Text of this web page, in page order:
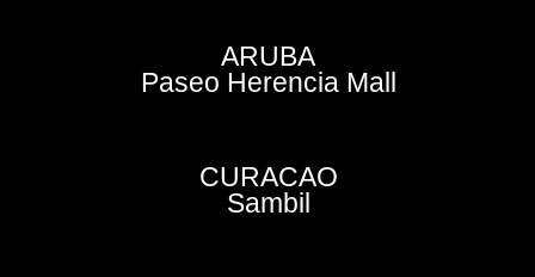
ARUBA
Paseo Herencia Mall
CURACAO
Sambil